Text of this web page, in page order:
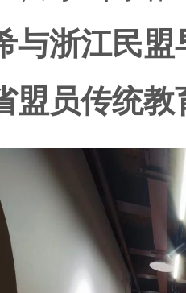
浙江民盟
员传统教